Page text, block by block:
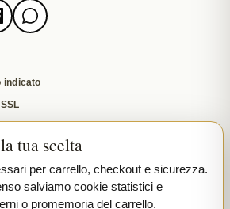
indicato
dove pubblicati
VISA MASTERCARD
tua scelta
per carrello, checkout e sicurezza.
salviamo cookie statistici e
o promemoria del carrello.